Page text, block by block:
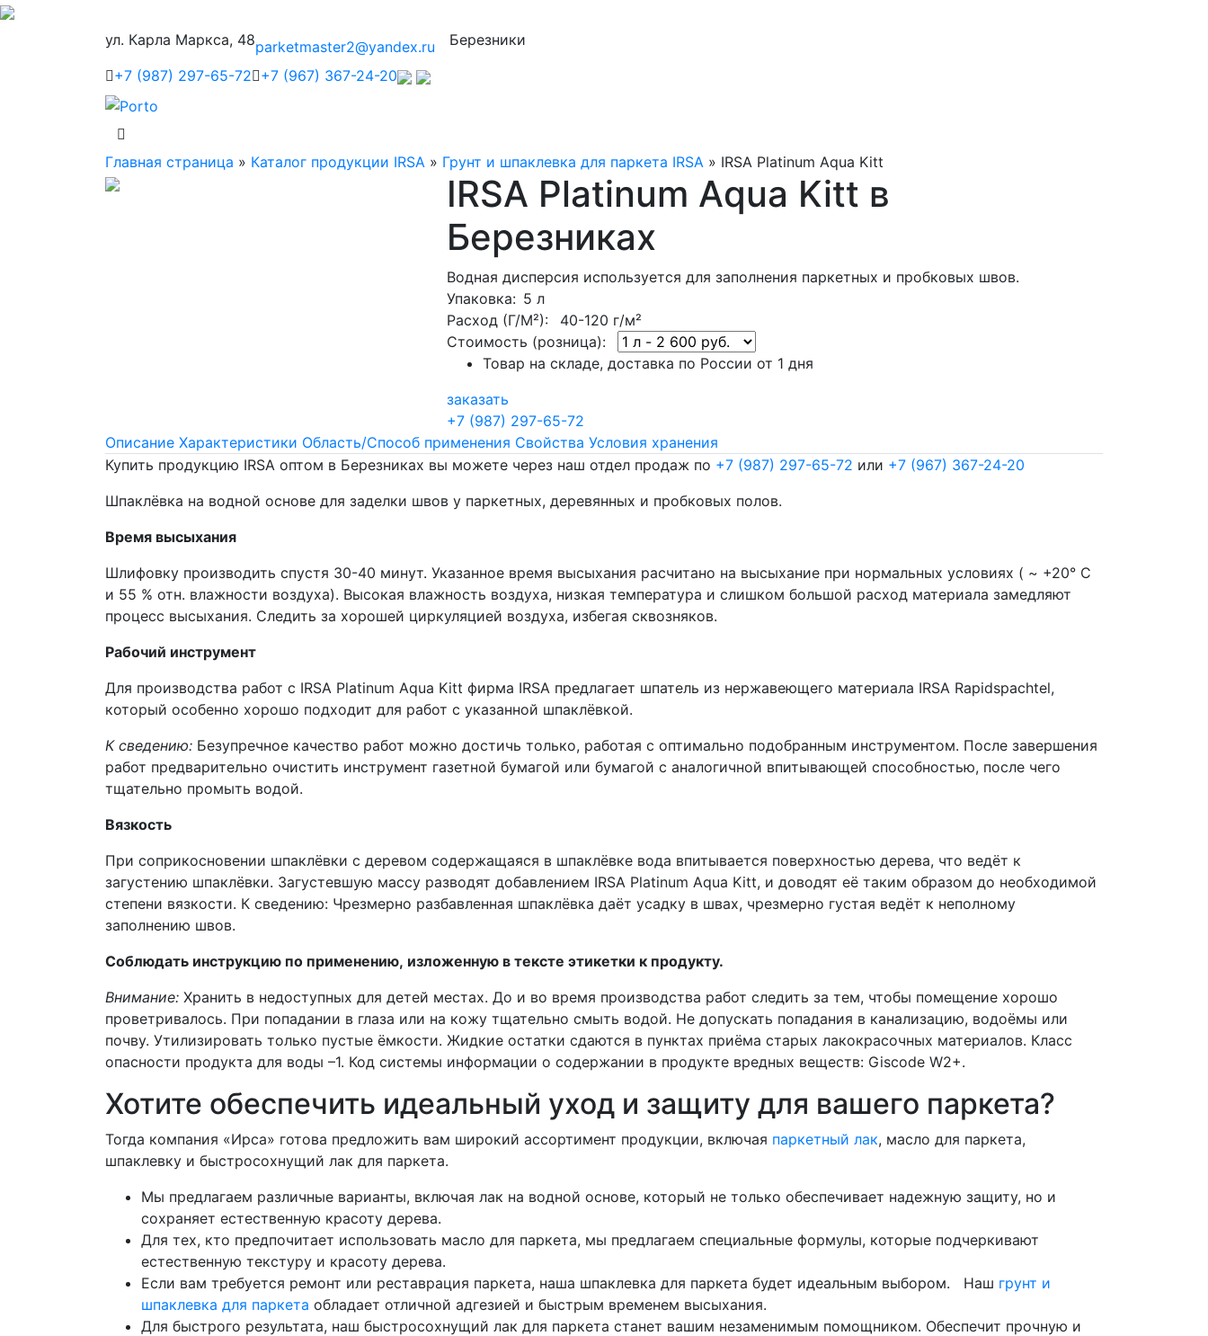
ул. Карла Маркса, 48parketmaster2@yandex.ru
Березники
+7 (987) 297-65-72 +7 (967) 367-24-20
Главная страница » Каталог продукции IRSA » Грунт и шпаклевка для паркета IRSA » IRSA Platinum Aqua Kitt
IRSA Platinum Aqua Kitt в
Березниках
Водная дисперсия используется для заполнения паркетных и пробковых швов.
Упаковка: 5 л
Расход (Г/М²): 40-120 г/м²
Стоимость (розница):
Товар на складе, доставка по России от 1 дня
заказать
+7 (987) 297-65-72
Описание Характеристики Область/Способ применения Свойства Условия хранения
Купить продукцию IRSA оптом в Березниках вы можете через наш отдел продаж по +7 (987) 297-65-72 или +7 (967) 367-24-20
Шпаклёвка на водной основе для заделки швов у паркетных, деревянных и пробковых полов.
Время высыхания
Шлифовку производить спустя 30-40 минут. Указанное время высыхания расчитано на высыхание при нормальных условиях ( ~ +20° С
и 55 % отн. влажности воздуха). Высокая влажность воздуха, низкая температура и слишком большой расход материала замедляют
процесс высыхания. Следить за хорошей циркуляцией воздуха, избегая сквозняков.
Рабочий инструмент
Для производства работ с IRSA Platinum Aqua Kitt фирма IRSA предлагает шпатель из нержавеющего материала IRSA Rapidspachtel,
который особенно хорошо подходит для работ с указанной шпаклёвкой.
К сведению: Безупречное качество работ можно достичь только, работая с оптимально подобранным инструментом. После завершения
работ предварительно очистить инструмент газетной бумагой или бумагой с аналогичной впитывающей способностью, после чего
тщательно промыть водой.
Вязкость
При соприкосновении шпаклёвки с деревом содержащаяся в шпаклёвке вода впитывается поверхностью дерева, что ведёт к
загустению шпаклёвки. Загустевшую массу разводят добавлением IRSA Platinum Aqua Kitt, и доводят её таким образом до необходимой
степени вязкости. К сведению: Чрезмерно разбавленная шпаклёвка даёт усадку в швах, чрезмерно густая ведёт к неполному
заполнению швов.
Соблюдать инструкцию по применению, изложенную в тексте этикетки к продукту.
Внимание: Хранить в недоступных для детей местах. До и во время производства работ следить за тем, чтобы помещение хорошо
проветривалось. При попадании в глаза или на кожу тщательно смыть водой. Не допускать попадания в канализацию, водоёмы или
почву. Утилизировать только пустые ёмкости. Жидкие остатки сдаются в пунктах приёма старых лакокрасочных материалов. Класс
опасности продукта для воды –1. Код системы информации о содержании в продукте вредных веществ: Giscode W2+.
Хотите обеспечить идеальный уход и защиту для вашего паркета?
Тогда компания «Ирса» готова предложить вам широкий ассортимент продукции, включая паркетный лак, масло для паркета,
шпаклевку и быстросохнущий лак для паркета.
Мы предлагаем различные варианты, включая лак на водной основе, который не только обеспечивает надежную защиту, но и
сохраняет естественную красоту дерева.
Для тех, кто предпочитает использовать масло для паркета, мы предлагаем специальные формулы, которые подчеркивают
естественную текстуру и красоту дерева.
Если вам требуется ремонт или реставрация паркета, наша шпаклевка для паркета будет идеальным выбором. Наш грунт и
шпаклевка для паркета обладает отличной адгезией и быстрым временем высыхания.
Для быстрого результата, наш быстросохнущий лак для паркета станет вашим незаменимым помощником. Обеспечит прочную и